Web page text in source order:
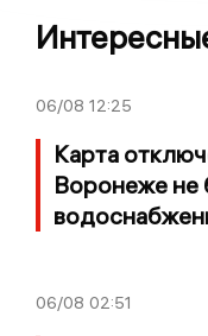
06/08 12:25
Карта
Воронеже не
06/08 02:51